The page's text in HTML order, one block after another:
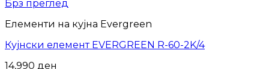
Брз преглед
Елементи на кујна Evergreen
Кујнски елемент EVERGREEN R-60-2K/4
14,990 ден